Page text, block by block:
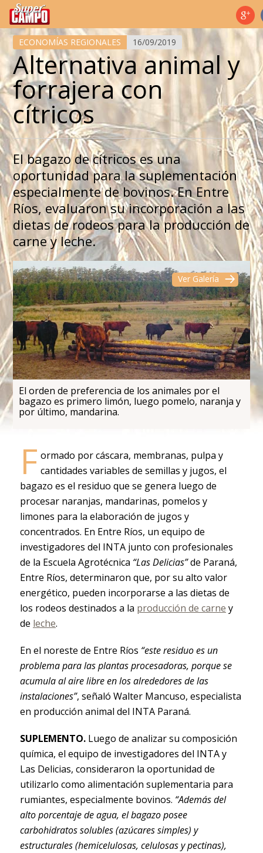
Temas de hoy
ECONOMÍAS REGIONALES 16/09/2019
Alternativa animal y
forrajera con
cítricos
El bagazo de cítricos es una
oportunidad para la suplementación
especialmente de bovinos. En Entre
Ríos, evaluaron su incorporación a las
dietas de rodeos para la producción de
carne y leche.
Ver Galería
El orden de preferencia de los animales por el
bagazo es primero limón, luego pomelo, naranja y
por último, mandarina.
F ormado por cáscara, membranas, pulpa y
cantidades variables de semillas y jugos, el
bagazo es el residuo que se genera luego de
procesar naranjas, mandarinas, pomelos y
limones para la elaboración de jugos y
concentrados. En Entre Ríos, un equipo de
investigadores del INTA junto con profesionales
de la Escuela Agrotécnica “Las Delicias”de Paraná,
Entre Ríos, determinaron que, por su alto valor
energético, pueden incorporarse a las dietas de
los rodeos destinados a la producción de carne y
de leche.
En el noreste de Entre Ríos “este residuo es un
problema para las plantas procesadoras, porque se
acumula al aire libre en los alrededores de las
instalaciones”, señaló Walter Mancuso, especialista
en producción animal del INTA Paraná.
SUPLEMENTO.Luego de analizar su composición
química, el equipo de investigadores del INTA y
Las Delicias, consideraron la oportunidad de
utilizarlo como alimentación suplementaria para
rumiantes, especialmente bovinos. “Además del
alto porcentaje de agua, el bagazo posee
carbohidratos solubles (azúcares simples) y
estructurales (hemicelulosas, celulosas y pectinas),